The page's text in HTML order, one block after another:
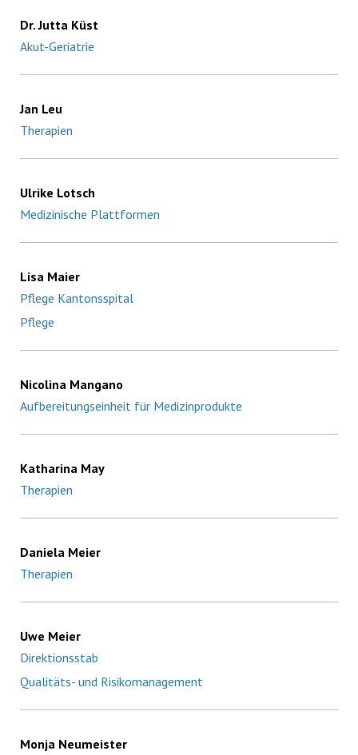
Dr. Jutta Küst
Akut-Geriatrie
Jan Leu
Therapien
Ulrike Lotsch
Medizinische Plattformen
Lisa Maier
Pflege Kantonsspital
Pflege
Nicolina Mangano
Aufbereitungseinheit für Medizinprodukte
Katharina May
Therapien
Daniela Meier
Therapien
Uwe Meier
Direktionsstab
Qualitäts- und Risikomanagement
Monja Neumeister